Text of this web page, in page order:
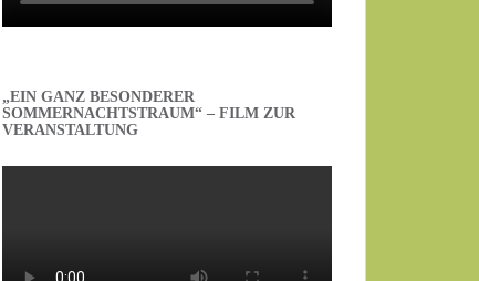
„EIN GANZ BESONDERER
SOMMERNACHTSTRAUM“ – FILM ZUR
VERANSTALTUNG